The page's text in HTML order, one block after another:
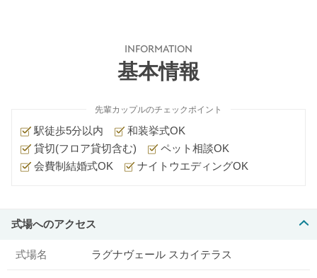
INFORMATION
基本情報
先輩カップルのチェックポイント
駅徒歩5分以内
和装挙式OK
貸切(フロア貸切含む)
ペット相談OK
会費制結婚式OK
ナイトウエディングOK
式場へのアクセス
式場名 ラグナヴェール スカイテラス